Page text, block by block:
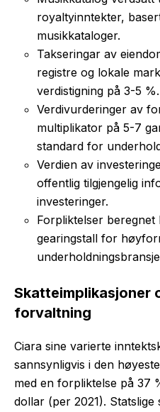
royaltyinntekter,
musikkataloger.
Takseringar av
registre og lokale
verdistigning på 3-5 %.
Verdivurderinger av
multiplikator på 5-7
standard for
Verdien av
offentlig tilgjengelig
investeringer.
Forpliktelser beregnet
gearingstall for
Skatteimplikasjoner
forvaltning
Ciara sine varierte
sannsynligvis i den
med en forpliktelse på 37
dollar (per 2021).